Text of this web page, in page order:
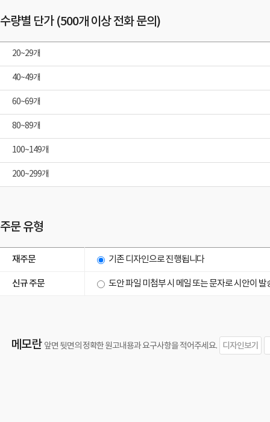
수량별 단가 (500개 이상 전화 문의)
20~29개
40~49개
60~69개
80~89개
100~149개
200~299개
주문 유형
재주문 기존 디자인으로 진행됩니다
신규 주문 도안 파일 미첨부 시 메일 또는 문자로 시안이 발
메모란 앞면 뒷면의 정확한 원고내용과 요구사항을 적어주세요. 디자인보기